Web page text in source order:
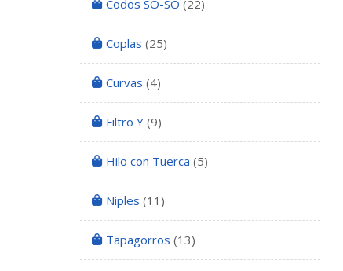
Codos SO-SO (22)
Coplas (25)
Curvas (4)
Filtro Y (9)
Hilo con Tuerca (5)
Niples (11)
Tapagorros (13)